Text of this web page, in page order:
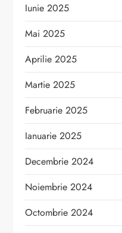
Iunie 2025
Mai 2025
Aprilie 2025
Martie 2025
Februarie 2025
Ianuarie 2025
Decembrie 2024
Noiembrie 2024
Octombrie 2024